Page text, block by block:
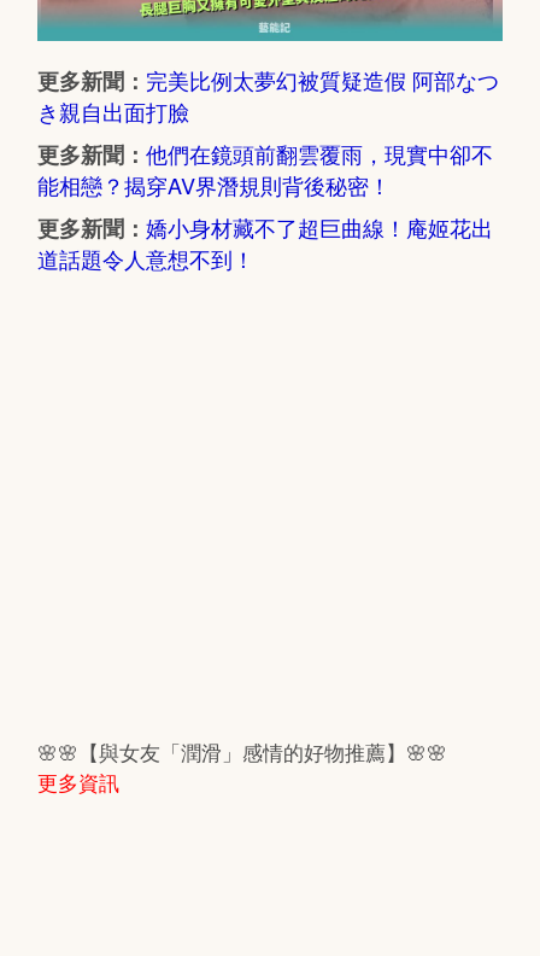
更多新聞： 完美比例太夢幻被質疑造假 阿部なつ
き親自出面打臉
更多新聞：他們在鏡頭前翻雲覆雨，現實中卻不
能相戀？揭穿AV界潛規則背後秘密！
更多新聞：嬌小身材藏不了超巨曲線！庵姬花出
道話題令人意想不到！
🌸🌸【與女友「潤滑」感情的好物推薦】🌸🌸
更多資訊